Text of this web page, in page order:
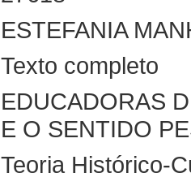
ESTEFANIA
Texto completo
EDUCADORAS
E O SENTIDO
Teoria Histórico-